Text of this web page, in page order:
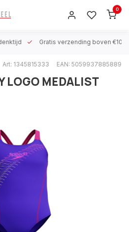
0
Gratis verzending boven €100
Art: 1345815333 EAN: 5059937885889
LOGO MEDALIST